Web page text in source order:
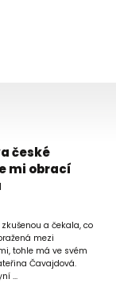
české
mi obrací
a čekala, co
mezi
tohle má ve svém
Čavajdová.
...